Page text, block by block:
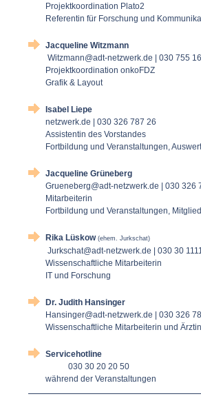
Projektkoordination Plato2
Referentin für Forschung und
Jacqueline
Witzmann@adt-netzwerk.de | 030 755
Projektkoordination onkoFDZ
Grafik & Layout
Isabel Liepe
netzwerk.de | 030 326 787 26
Assistentin des Vorstandes
Fortbildung und Veranstaltungen,
Jacqueline Grüneberg
Grueneberg@adt-netzwerk.de | 030 326
Mitarbeiterin
Fortbildung und Veranstaltungen,
Rika Lüskow (ehem. Jurkschat)
Jurkschat@adt-netzwerk.de | 030 30
Wissenschaftliche Mitarbeiterin
IT und Forschung
Dr. Judith
Hansinger@adt-netzwerk.de | 030 326
Wissenschaftliche Mitarbeiterin und Ärztin
Servicehotline
030 30 20 20 50
während der Veranstaltungen